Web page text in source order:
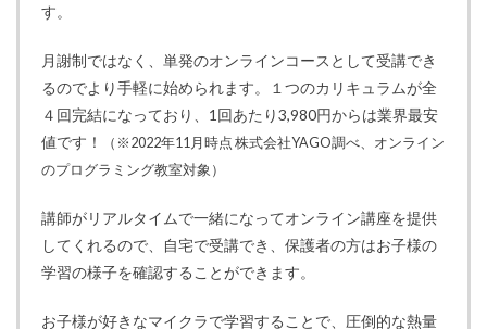
す。
月謝制ではなく、単発のオンラインコースとして受講でき
るのでより手軽に始められます。１つのカリキュラムが全
４回完結になっており、1回あたり3,980円からは業界最安
値です！
（※2022年11月時点 株式会社YAGO調べ、オンライン
のプログラミング教室対象）
講師がリアルタイムで一緒になってオンライン講座を提供
してくれるので、自宅で受講でき、保護者の方はお子様の
学習の様子を確認することができます。
お子様が好きなマイクラで学習することで、圧倒的な熱量